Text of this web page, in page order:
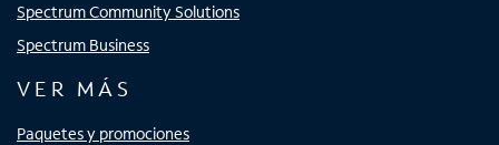
Spectrum Community Solutions
Spectrum Business
VER MÁS
Paquetes y promociones